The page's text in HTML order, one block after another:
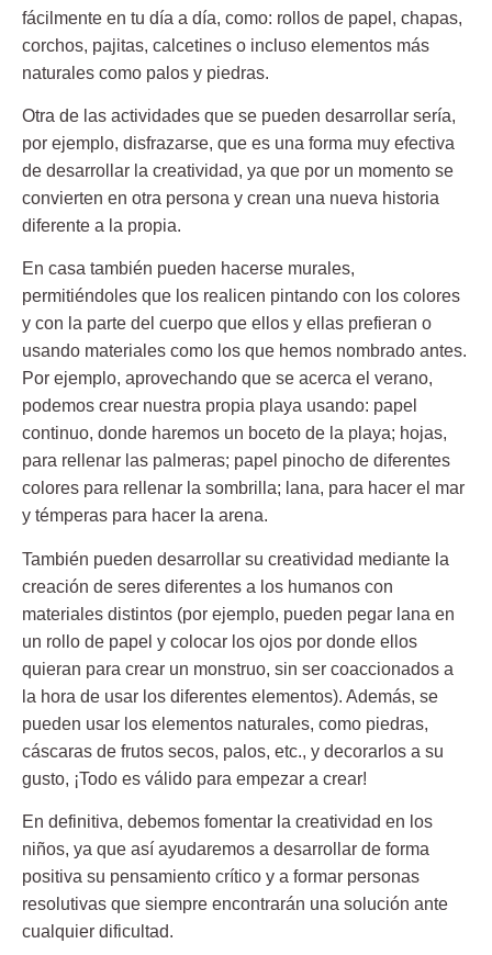
fácilmente en tu día a día, como: rollos de papel, chapas,
corchos, pajitas, calcetines o incluso elementos más
naturales como palos y piedras.
Otra de las actividades que se pueden desarrollar sería,
por ejemplo, disfrazarse, que es una forma muy efectiva
de desarrollar la creatividad, ya que por un momento se
convierten en otra persona y crean una nueva historia
diferente a la propia.
En casa también pueden hacerse murales,
permitiéndoles que los realicen pintando con los colores
y con la parte del cuerpo que ellos y ellas prefieran o
usando materiales como los que hemos nombrado antes.
Por ejemplo, aprovechando que se acerca el verano,
podemos crear nuestra propia playa usando: papel
continuo, donde haremos un boceto de la playa; hojas,
para rellenar las palmeras; papel pinocho de diferentes
colores para rellenar la sombrilla; lana, para hacer el mar
y témperas para hacer la arena.
También pueden desarrollar su creatividad mediante la
creación de seres diferentes a los humanos con
materiales distintos (por ejemplo, pueden pegar lana en
un rollo de papel y colocar los ojos por donde ellos
quieran para crear un monstruo, sin ser coaccionados a
la hora de usar los diferentes elementos). Además, se
pueden usar los elementos naturales, como piedras,
cáscaras de frutos secos, palos, etc., y decorarlos a su
gusto, ¡Todo es válido para empezar a crear!
En definitiva, debemos fomentar la creatividad en los
niños, ya que así ayudaremos a desarrollar de forma
positiva su pensamiento crítico y a formar personas
resolutivas que siempre encontrarán una solución ante
cualquier dificultad.